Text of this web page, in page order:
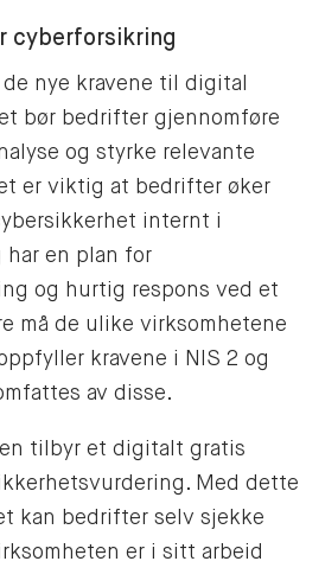
cyberforsikring
de nye kravene til digital
bør bedrifter gjennomføre
og styrke relevante
er viktig at bedrifter øker
internt i
har en plan for
og hurtig respons ved et
må de ulike virksomhetene
kravene i NIS 2 og
av disse.
tilbyr et digitalt gratis
Med dette
kan bedrifter selv sjekke
er i sitt arbeid